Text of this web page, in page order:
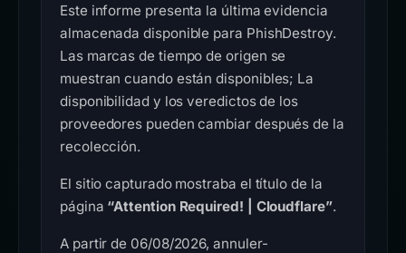
Este informe presenta la última evidencia
almacenada disponible para PhishDestroy.
Las marcas de tiempo de origen se
muestran cuando están disponibles; La
disponibilidad y los veredictos de los
proveedores pueden cambiar después de la
recolección.
El sitio capturado mostraba el título de la
página “Attention Required! | Cloudflare”.
A partir de 06/08/2026, annuler-